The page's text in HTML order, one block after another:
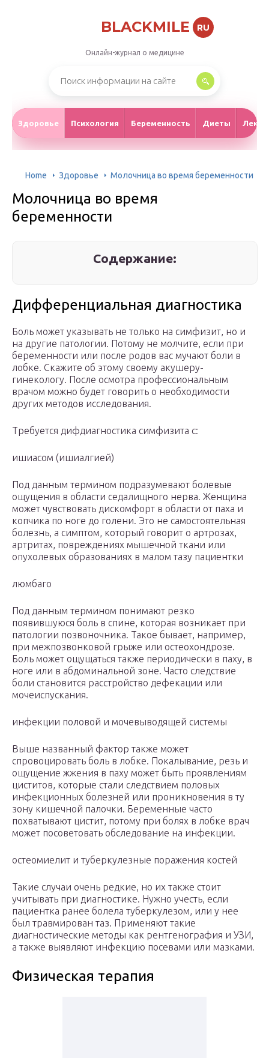
BLACKMILE RU
Онлайн-журнал о медицине
Здоровье Психология Беременность Диеты
Home Здоровье Молочница во время беременности
Молочница во время
беременности
Содержание:
Дифференциальная диагностика
Боль может указывать не только на симфизит, но и
на другие патологии. Потому не молчите, если при
беременности или после родов вас мучают боли в
лобке. Скажите об этому своему акушеру-
гинекологу. После осмотра профессиональным
врачом можно будет говорить о необходимости
других методов исследования.
Требуется дифдиагностика симфизита с:
ишиасом (ишиалгией)
Под данным термином подразумевают болевые
ощущения в области седалищного нерва. Женщина
может чувствовать дискомфорт в области от паха и
копчика по ноге до голени. Это не самостоятельная
болезнь, а симптом, который говорит о артрозах,
артритах, повреждениях мышечной ткани или
опухолевых образованиях в малом тазу пациентки
люмбаго
Под данным термином понимают резко
появившуюся боль в спине, которая возникает при
патологии позвоночника. Такое бывает, например,
при межпозвонковой грыже или остеохондрозе.
Боль может ощущаться также периодически в паху, в
ноге или в абдоминальной зоне. Часто следствие
боли становится расстройство дефекации или
мочеиспускания.
инфекции половой и мочевыводящей системы
Выше названный фактор также может
спровоцировать боль в лобке. Покалывание, резь и
ощущение жжения в паху может быть проявлениям
циститов, которые стали следствием половых
инфекционных болезней или проникновения в ту
зону кишечной палочки. Беременные часто
похватывают цистит, потому при болях в лобке врач
может посоветовать обследование на инфекции.
остеомиелит и туберкулезные поражения костей
Такие случаи очень редкие, но их также стоит
учитывать при диагностике. Нужно учесть, если
пациентка ранее болела туберкулезом, или у нее
был травмирован таз. Применяют такие
диагностические методы как рентгенография и УЗИ,
а также выявляют инфекцию посевами или мазками.
Физическая терапия